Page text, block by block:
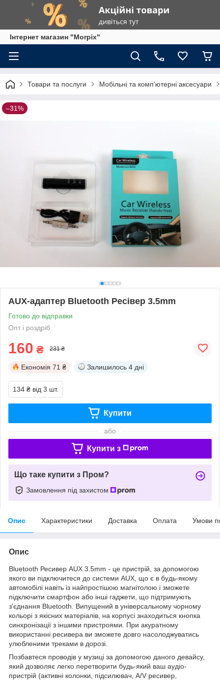
Інтернет магазин "Morpix"
Товари та послуги Мобільні та комп'ютерні аксесуари
–31%
AUX-адаптер Bluetooth Ресівер 3.5mm
Готово до відправки
Опт і роздріб
160 ₴ 231 ₴
Економія 71 ₴ Залишилось 4 дні
134 ₴ від 3 шт.
Купити
або
Купити з
Що таке купити з Пром?
Замовлення під захистом
Опис Характеристики Доставка Оплата Умови
Опис
Bluetooth Ресивер AUX 3.5mm - це пристрій, за допомогою
якого ви підключитеся до системи AUX, що є в будь-якому
автомобілі навіть із найпростішою магнітолою і зможете
підключити смартфон або інші гаджети, що підтримують
з'єднання Bluetooth. Випущений в універсальному чорному
кольорі з якісних матеріалів, на корпусі знаходиться кнопка
синхронізації з іншими пристроями. При акуратному
використанні ресивера ви зможете довго насолоджуватись
улюбленими треками в дорозі.
Позбавтеся проводів у музиці за допомогою даного девайсу,
який дозволяє легко перетворити будь-який ваш аудіо-
пристрій (активні колонки, підсилювач, A/V ресивер,